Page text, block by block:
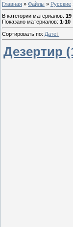
Главная » Файлы » Русские
В категории материалов: 19
Показано материалов: 1-10
Сортировать по: Дате
Дезертир